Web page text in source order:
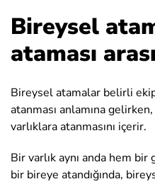
Bireysel
ataması
Bireysel atamalar belirli
atanması anlamına
varlıklara atanmasını içerir.
Bir varlık aynı anda hem
bir bireye atandığında,